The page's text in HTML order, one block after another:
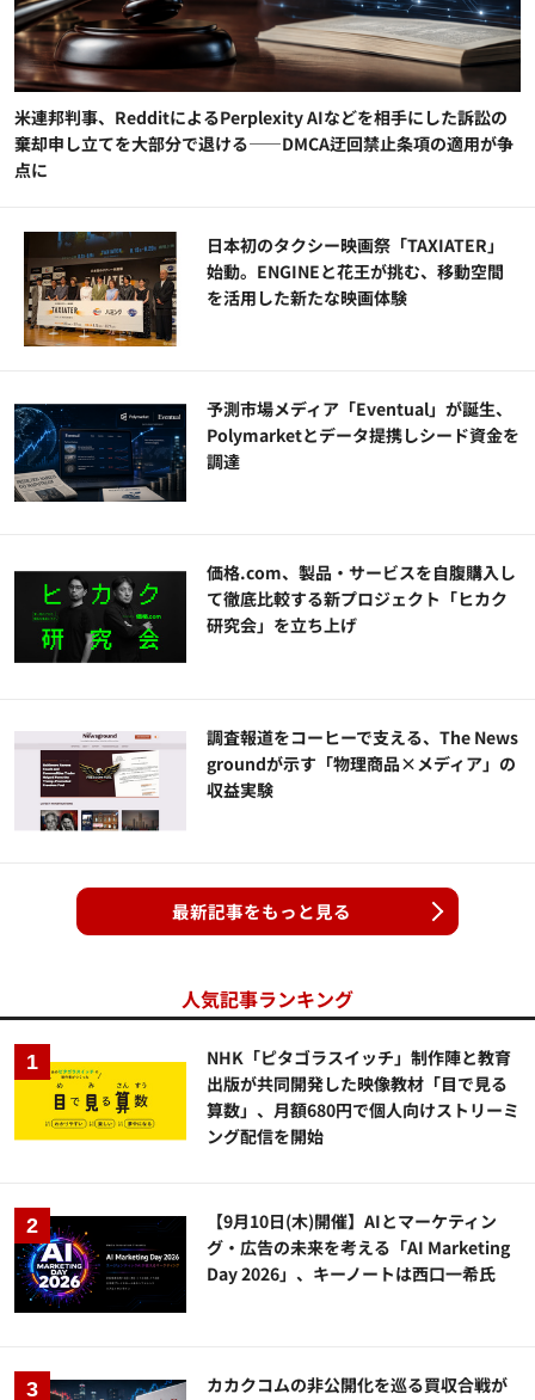
米連邦判事、RedditによるPerplexity AIなどを相手にした訴訟の
棄却申し立てを大部分で退ける——DMCA迂回禁止条項の適用が争
点に
日本初のタクシー映画祭「TAXIATER」
始動。ENGINEと花王が挑む、移動空間
を活用した新たな映画体験
予測市場メディア「Eventual」が誕生、
Polymarketとデータ提携しシード資金を
調達
価格.com、製品・サービスを自腹購入し
て徹底比較する新プロジェクト「ヒカク
研究会」を立ち上げ
調査報道をコーヒーで支える、The News
groundが示す「物理商品×メディア」の
収益実験
最新記事をもっと見る
人気記事ランキング
NHK「ピタゴラスイッチ」制作陣と教育
出版が共同開発した映像教材「目で見る
算数」、月額680円で個人向けストリーミ
ング配信を開始
【9月10日(木)開催】AIとマーケティン
グ・広告の未来を考える「AI Marketing
Day 2026」、キーノートは西口一希氏
カカクコムの非公開化を巡る買収合戦が